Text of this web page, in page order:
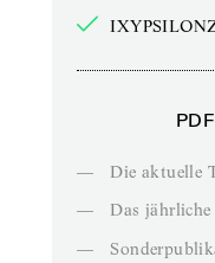
—
Die aktuelle
—
Das
—